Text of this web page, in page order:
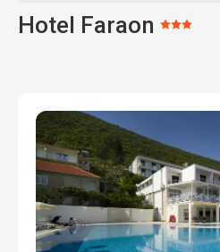
Hotel Faraon Ocena: